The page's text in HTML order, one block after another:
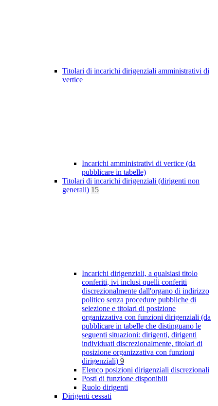
Titolari di incarichi dirigenziali amministrativi di
vertice
Incarichi amministrativi di vertice (da
pubblicare in tabelle)
Titolari di incarichi dirigenziali (dirigenti non
generali) 15
Incarichi dirigenziali, a qualsiasi titolo
conferiti, ivi inclusi quelli conferiti
discrezionalmente dall'organo di indirizzo
politico senza procedure pubbliche di
selezione e titolari di posizione
organizzativa con funzioni dirigenziali (da
pubblicare in tabelle che distinguano le
seguenti situazioni: dirigenti, dirigenti
individuati discrezionalmente, titolari di
posizione organizzativa con funzioni
dirigenziali) 9
Elenco posizioni dirigenziali discrezionali
Posti di funzione disponibili
Ruolo dirigenti
Dirigenti cessati